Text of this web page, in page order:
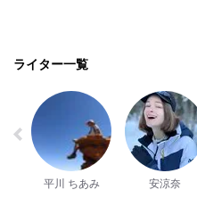
ライター一覧
平川 ちあみ 安涼奈